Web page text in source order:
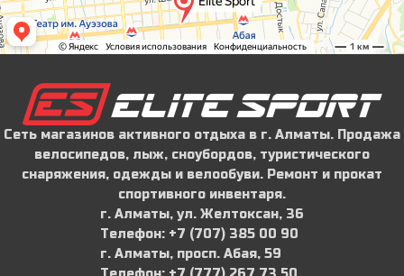
Сеть магазинов активного отдыха в г. Алматы. Продажа
велосипедов, лыж, сноубордов, туристического
снаряжения, одежды и велообуви. Ремонт и прокат
спортивного инвентаря.
г. Алматы, ул. Желтоксан, 36
Телефон: ‪+7 (707) 385 00 90‬
г. Алматы, просп. Абая, 59